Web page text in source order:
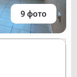
9 фото